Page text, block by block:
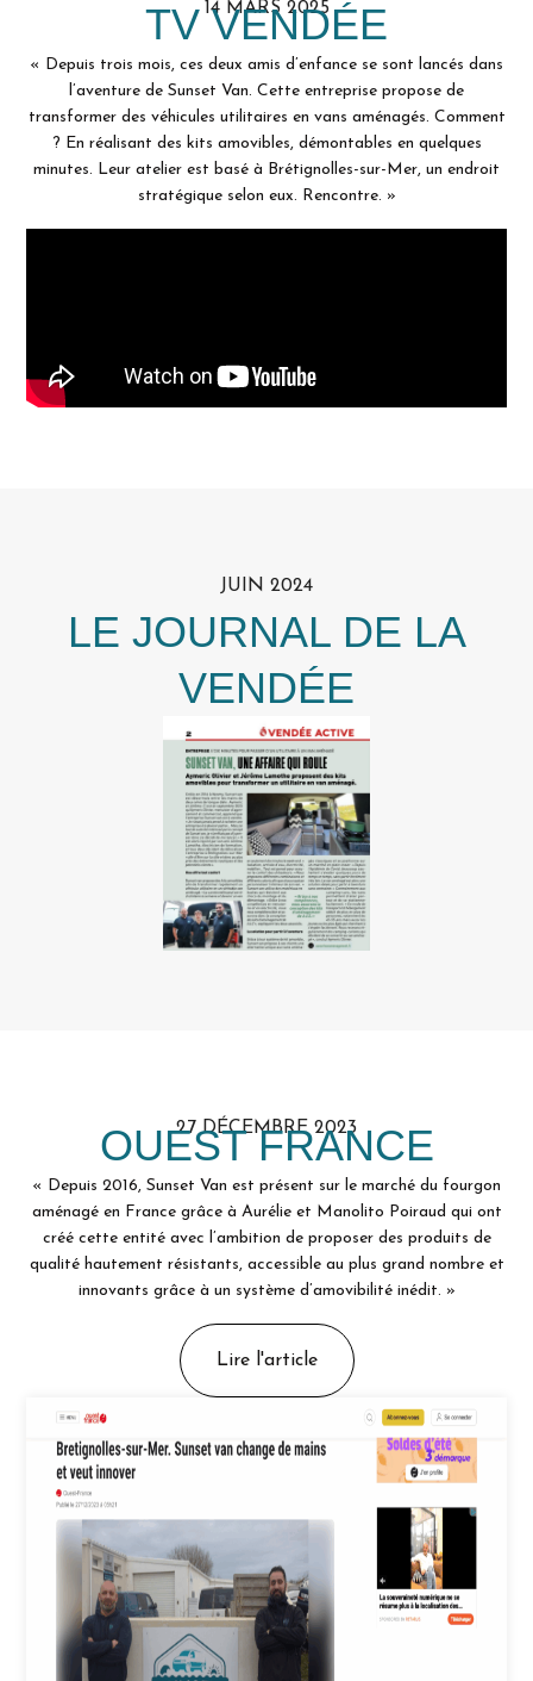
14 MARS 2025
TV VENDÉE
« Depuis trois mois, ces deux amis d’enfance se sont lancés dans
l’aventure de Sunset Van. Cette entreprise propose de
transformer des véhicules utilitaires en vans aménagés. Comment
? En réalisant des kits amovibles, démontables en quelques
minutes. Leur atelier est basé à Brétignolles-sur-Mer, un endroit
stratégique selon eux. Rencontre. »
JUIN 2024
LE JOURNAL DE LA
VENDÉE
27 DÉCEMBRE 2023
OUEST FRANCE
« Depuis 2016, Sunset Van est présent sur le marché du fourgon
aménagé en France grâce à Aurélie et Manolito Poiraud qui ont
créé cette entité avec l’ambition de proposer des produits de
qualité hautement résistants, accessible au plus grand nombre et
innovants grâce à un système d’amovibilité inédit. »
Lire l'article